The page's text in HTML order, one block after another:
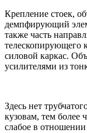
Крепление стоек,
демпфирующий
также часть
телескопирующего
силовой каркас.
усилителями из
Здесь нет
кузовам, тем более
слабое в отношении